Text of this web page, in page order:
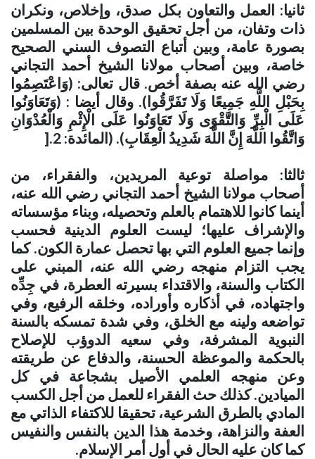
ثانيا: العمل والتعاون بكل صدق، وإخلاص، ونكران
ذات وتفان، من أجل تحقيق الوحدة بين المسلمين
بصورة عامة، وبين أتباع التصوف السني الصحيح
خاصة، وبين أصحاب مولانا الشيخ أحمد التجاني
رضي الله عنه بصفة أخص. قال تعالى: (وَاعْتَصِمُوا
بِحَبْلِ اللَّهِ جَمِيعًا وَلَا تَفَرَّقُوا). وقال أيضا : (وَتَعَاوَنُوا
عَلَى الْبِرِّ وَالتَّقْوَى وَلَا تَعَاوَنُوا عَلَى الْإِثْمِ وَالْعُدْوَانِ
وَاتَّقُوا اللَّهَ إِنَّ اللَّهَ شَدِيدُ الْعِقَابِ). (المائدة: 2
].
ثالثا: مواصلة توعية المريدين، والفقراء، من
أصحاب مولانا الشيخ أحمد التجاني رضي الله عنه،
أينما كانوا للاهتمام بالعلم وتحصيله، وبناء مؤسساته
والإشراف عليها؛ ليست العلوم الدينية فحسب
وإنما جميع العلوم التي بها تحصل عمارة الكون. كما
يجب التزام منهجه رضي الله عنه، المبني على
الكتاب والسنة، والاقتداء بسيرته العطرة، في جِدِّه
واجتهاده، في أذكاره وأوراده، وخلقه الرفيع، وفي
تواضعه ولينه مع الخلق، وفي شدة تمسكه بالسنة
النبوية المشرفة، وفي سعيه الدوؤب للإصلاح
بالحكمة والموعظة الحسنة، والدفاع عن طريقته
وعن منهجه العلمي الأصيل بشجاعة في كل
الميادين. كذلك حث الفقراء للعمل من أجل الكسب
المادي بالطرق الشرعية، تحقيقا للاكتفاء الذاتي مع
العفة والنزاهة، وخدمة هذا الدين بالنفس والنفيس
كما كان عليه الحال في أول أمر الإسلام.